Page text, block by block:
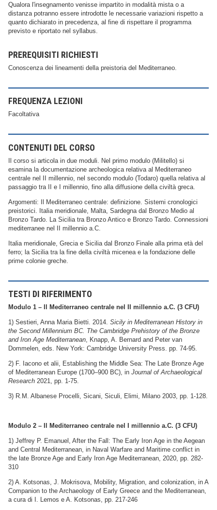
Qualora l'insegnamento venisse impartito in modalità mista o a
distanza potranno essere introdotte le necessarie variazioni rispetto a
quanto dichiarato in precedenza, al fine di rispettare il programma
previsto e riportato nel syllabus.
PREREQUISITI RICHIESTI
Conoscenza dei lineamenti della preistoria del Mediterraneo.
FREQUENZA LEZIONI
Facoltativa
CONTENUTI DEL CORSO
Il corso si articola in due moduli. Nel primo modulo (Militello) si
esamina la documentazione archeologica relativa al Mediterraneo
centrale nel II millennio, nel secondo modulo (Todaro) quella relativa al
passaggio tra II e I millennio, fino alla diffusione della civiltà greca.
Argomenti: Il Mediterraneo centrale: definizione. Sistemi cronologici
preistorici. Italia meridionale, Malta, Sardegna dal Bronzo Medio al
Bronzo Tardo. La Sicilia tra Bronzo Antico e Bronzo Tardo. Connessioni
mediterranee nel II millennio a.C.
Italia meridionale, Grecia e Sicilia dal Bronzo Finale alla prima età del
ferro; la Sicilia tra la fine della civiltà micenea e la fondazione delle
prime colonie greche.
TESTI DI RIFERIMENTO
Modulo 1 – Il Mediterraneo centrale nel II millennio a.C. (3 CFU)
1) Sestieri, Anna Maria Bietti. 2014. Sicily in Mediterranean History in
the Second Millennium BC. The Cambridge Prehistory of the Bronze
and Iron Age Mediterranean, Knapp, A. Bernard and Peter van
Dommelen, eds. New York: Cambridge University Press. pp. 74-95.
2) F. Iacono et alii, Establishing the Middle Sea: The Late Bronze Age
of Mediterranean Europe (1700–900 BC), in Journal of Archaeological
Research 2021, pp. 1-75.
3) R.M. Albanese Procelli, Sicani, Siculi, Elimi, Milano 2003, pp. 1-128.
Modulo 2 – Il Mediterraneo centrale nel I millennio a.C. (3 CFU)
1) Jeffrey P. Emanuel, After the Fall: The Early Iron Age in the Aegean
and Central Mediterranean, in Naval Warfare and Maritime conflict in
the late Bronze Age and Early Iron Age Mediterranean, 2020, pp. 282-
310
2) A. Kotsonas, J. Mokrisova, Mobility, Migration, and colonization, in A
Companion to the Archaeology of Early Greece and the Mediterranean,
a cura di I. Lemos e A. Kotsonas, pp. 217-246